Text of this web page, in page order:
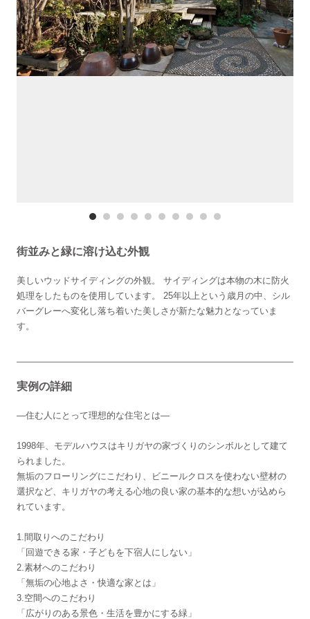
街並みと緑に溶け込む外観
美しいウッドサイディングの外観。 サイディングは本物の木に防火
処理をしたものを使用しています。 25年以上という歳月の中、シル
バーグレーへ変化し落ち着いた美しさが新たな魅力となっていま
す。
実例の詳細
―住む人にとって理想的な住宅とは―
1998年、モデルハウスはキリガヤの家づくりのシンボルとして建て
られました。
無垢のフローリングにこだわり、ビニールクロスを使わない壁材の
選択など、キリガヤの考える心地の良い家の基本的な想いが込めら
れています。
1.間取りへのこだわり
「回遊できる家・子どもを下宿人にしない」
2.素材へのこだわり
「無垢の心地よさ・快適な家とは」
3.空間へのこだわり
「広がりのある景色・生活を豊かにする緑」